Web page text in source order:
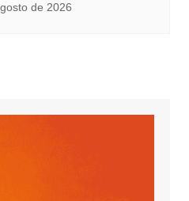
de 2026